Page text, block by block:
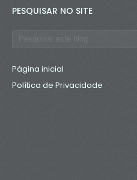
PESQUISAR NO SITE
Página inicial
Política de Privacidade